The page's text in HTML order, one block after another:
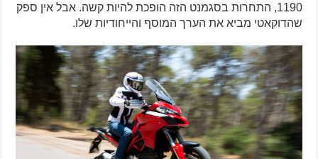
1190, התחרות בסגמנט הזה הופכת להיות קשה. אבל אין ספק
שהדוקאטי מביא את הערך המוסף והייחודיות שלו.